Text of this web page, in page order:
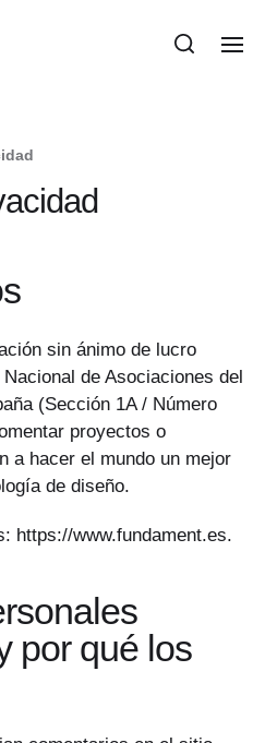
sin ánimo de lucro
de Asociaciones del
(Sección 1A / Número
proyectos o
a hacer el mundo un mejor
de diseño.
https://www.fundament.es.
por qué los